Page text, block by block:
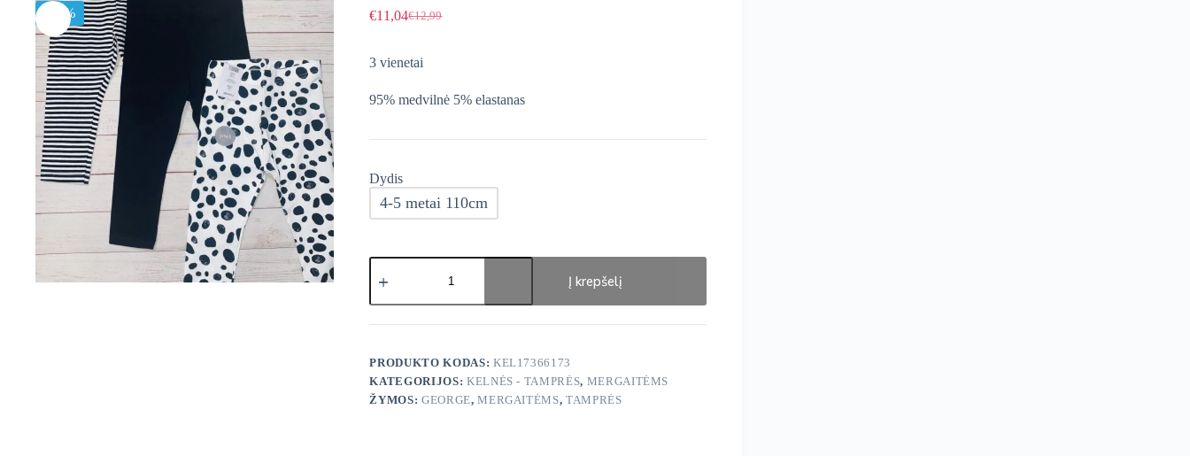
-15% €12,99
Original
was:
€12,99.
€11,04Current
€11,04.
3 vienetai
95% medvilnė 5% elastanas
Dydis
4-5 metai 110cm
produkto
kiekis:
tamprės
3
Į krepšelį
PRODUKTO KODAS: KEL17366173
KATEGORIJOS: KELNĖS - TAMPRĖS, MERGAITĖMS
ŽYMOS:GEORGE,MERGAITĖMS,TAMPRĖS